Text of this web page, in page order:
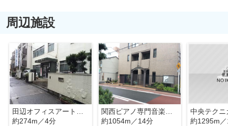
周辺施設
田辺オフィスアート専門学校
約274m／4分
関西ピアノ専門音楽学校
約1054m／14分
約1295m